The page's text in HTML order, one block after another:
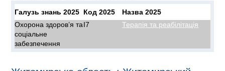
Галузь знань 2025 Код 2025
Назва 2025
Охорона здоров’я та
соціальне
забезпечення
I7 Терапія та реабілітація